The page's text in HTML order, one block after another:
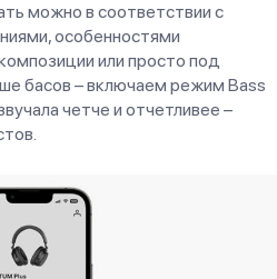
можно в соответствии с
особенностями
или просто под
басов – включаем режим Bass
четче и отчетливее –